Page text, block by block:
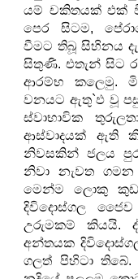
යම් චකිතයක් එක්
පෙර සිටම,
වීමට තිබූ සිහිනය
සිතුණි. එතැන් සිට
ආරම්භ කලෙමු.
වනයට ඇතු`ඵ වූ
ස්වාභාවික
ආස්වාදයක් ඇති
නිවසකින් ජලය
නිවා නැවත
මෙන්ම ලොකු
දිවිදොස්ගල
උරුමකම් කියයි.
අන්තයක
ගලත් පිහිටා